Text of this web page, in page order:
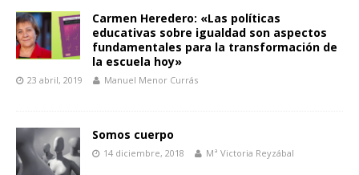
Carmen Heredero: «Las políticas
educativas sobre igualdad son aspectos
fundamentales para la transformación de
la escuela hoy»
23 abril, 2019 Manuel Menor Currás
Somos cuerpo
14 diciembre, 2018 Mª Victoria Reyzábal